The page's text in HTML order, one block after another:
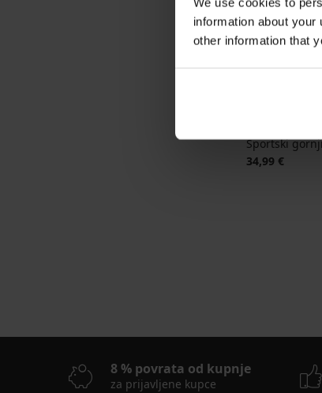
information about
other information that
Sportski
34,99 €
8 % povrata od kupnje
za prijavljene kupce